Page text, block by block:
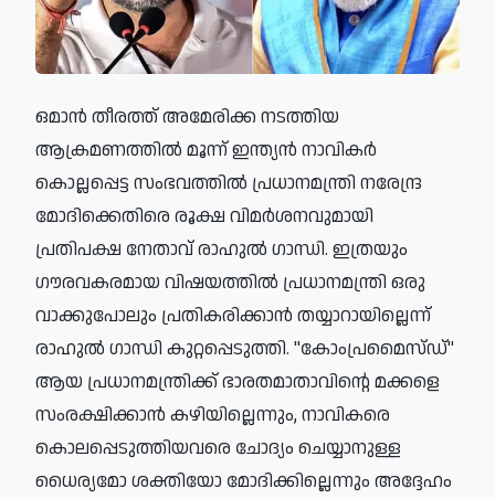
ഒമാൻ തീരത്ത് അമേരിക്ക നടത്തിയ
ആക്രമണത്തിൽ മൂന്ന് ഇന്ത്യൻ നാവികർ
കൊല്ലപ്പെട്ട സംഭവത്തിൽ പ്രധാനമന്ത്രി നരേന്ദ്ര
മോദിക്കെതിരെ രൂക്ഷ വിമർശനവുമായി
പ്രതിപക്ഷ നേതാവ് രാഹുൽ ഗാന്ധി. ഇത്രയും
ഗൗരവകരമായ വിഷയത്തിൽ പ്രധാനമന്ത്രി ഒരു
വാക്കുപോലും പ്രതികരിക്കാൻ തയ്യാറായില്ലെന്ന്
രാഹുൽ ഗാന്ധി കുറ്റപ്പെടുത്തി. "കോംപ്രമൈസ്ഡ്"
ആയ പ്രധാനമന്ത്രിക്ക് ഭാരതമാതാവിന്റെ മക്കളെ
സംരക്ഷിക്കാൻ കഴിയില്ലെന്നും, നാവികരെ
കൊലപ്പെടുത്തിയവരെ ചോദ്യം ചെയ്യാനുള്ള
ധൈര്യമോ ശക്തിയോ മോദിക്കില്ലെന്നും അദ്ദേഹം